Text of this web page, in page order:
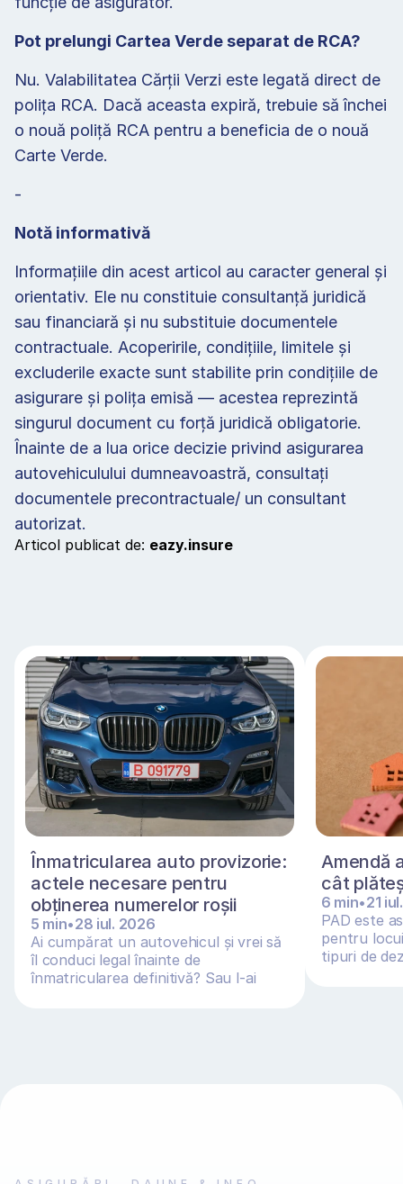
Pot prelungi Cartea Verde separat de RCA?
Nu. Valabilitatea Cărții Verzi este legată direct de
polița RCA. Dacă aceasta expiră, trebuie să închei
o nouă poliță RCA pentru a beneficia de o nouă
Carte Verde.
-
Notă informativă
Informațiile din acest articol au caracter general și
orientativ. Ele nu constituie consultanță juridică
sau financiară și nu substituie documentele
contractuale. Acoperirile, condițiile, limitele și
excluderile exacte sunt stabilite prin condițiile de
asigurare și polița emisă — acestea reprezintă
singurul document cu forță juridică obligatorie.
Înainte de a lua orice decizie privind asigurarea
autovehiculului dumneavoastră, consultați
documentele precontractuale/ un consultant
autorizat.
Articol publicat de: eazy.insure
Înmatricularea auto provizorie:
actele necesare pentru
obținerea numerelor roșii
5 min•28 iul. 2026
Ai cumpărat un autovehicul și vrei să
îl conduci legal înainte de
înmatricularea definitivă? Sau l-ai
Amendă
cât
6 min•21
PAD este
pentru
tipuri de